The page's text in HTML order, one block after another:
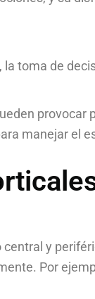
toma de
provocar
manejar el
y
Por